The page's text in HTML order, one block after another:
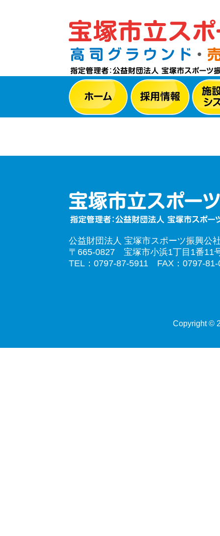
公益財団法人 宝塚市スポーツ振興公
〒665-0827 宝塚市小浜1丁目1番11
TEL：0797-87-5911 FAX：0797-81-
Copyright ©